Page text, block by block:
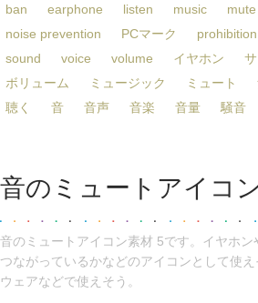
ban earphone listen music mute
noise prevention
PCマーク prohibition
sound
voice volume イヤホン
ボリューム
ミュージック ミュート
聴く
音 音声 音楽 音量 騒音
音のミュートアイコ
音のミュートアイコン素材 5です。イヤホ
つながっているかなどのアイコンとして使
ウェアなどで使えそう。